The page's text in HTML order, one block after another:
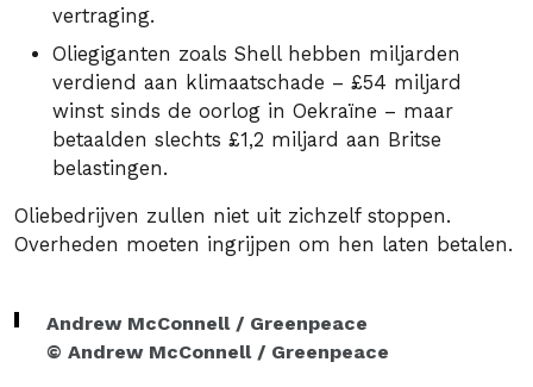
vertraging.
Oliegiganten zoals Shell hebben miljarden
verdiend aan klimaatschade – £54 miljard
winst sinds de oorlog in Oekraïne – maar
betaalden slechts £1,2 miljard aan Britse
belastingen.
Oliebedrijven zullen niet uit zichzelf stoppen.
Overheden moeten ingrijpen om hen laten betalen.
Andrew McConnell / Greenpeace
© Andrew McConnell / Greenpeace